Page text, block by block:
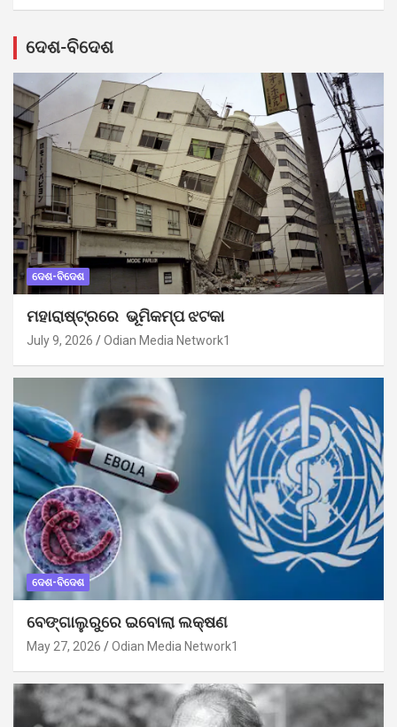
ଦେଶ-ବିଦେଶ
ଦେଶ-ବିଦେଶ
ମହାରାଷ୍ଟ୍ରରେ ଭୂମିକମ୍ପ ଝଟକା
July 9, 2026 Odian Media Network1
ଦେଶ-ବିଦେଶ
ବେଙ୍ଗାଲୁରୁରେ ଇବୋଲା ଲକ୍ଷଣ
May 27, 2026 Odian Media Network1